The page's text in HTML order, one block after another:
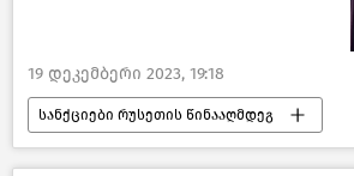
19 დეკემბერი 2023, 19:18
სანქციები რუსეთის წინააღმდეგ
საქართველო პოლიტიკა